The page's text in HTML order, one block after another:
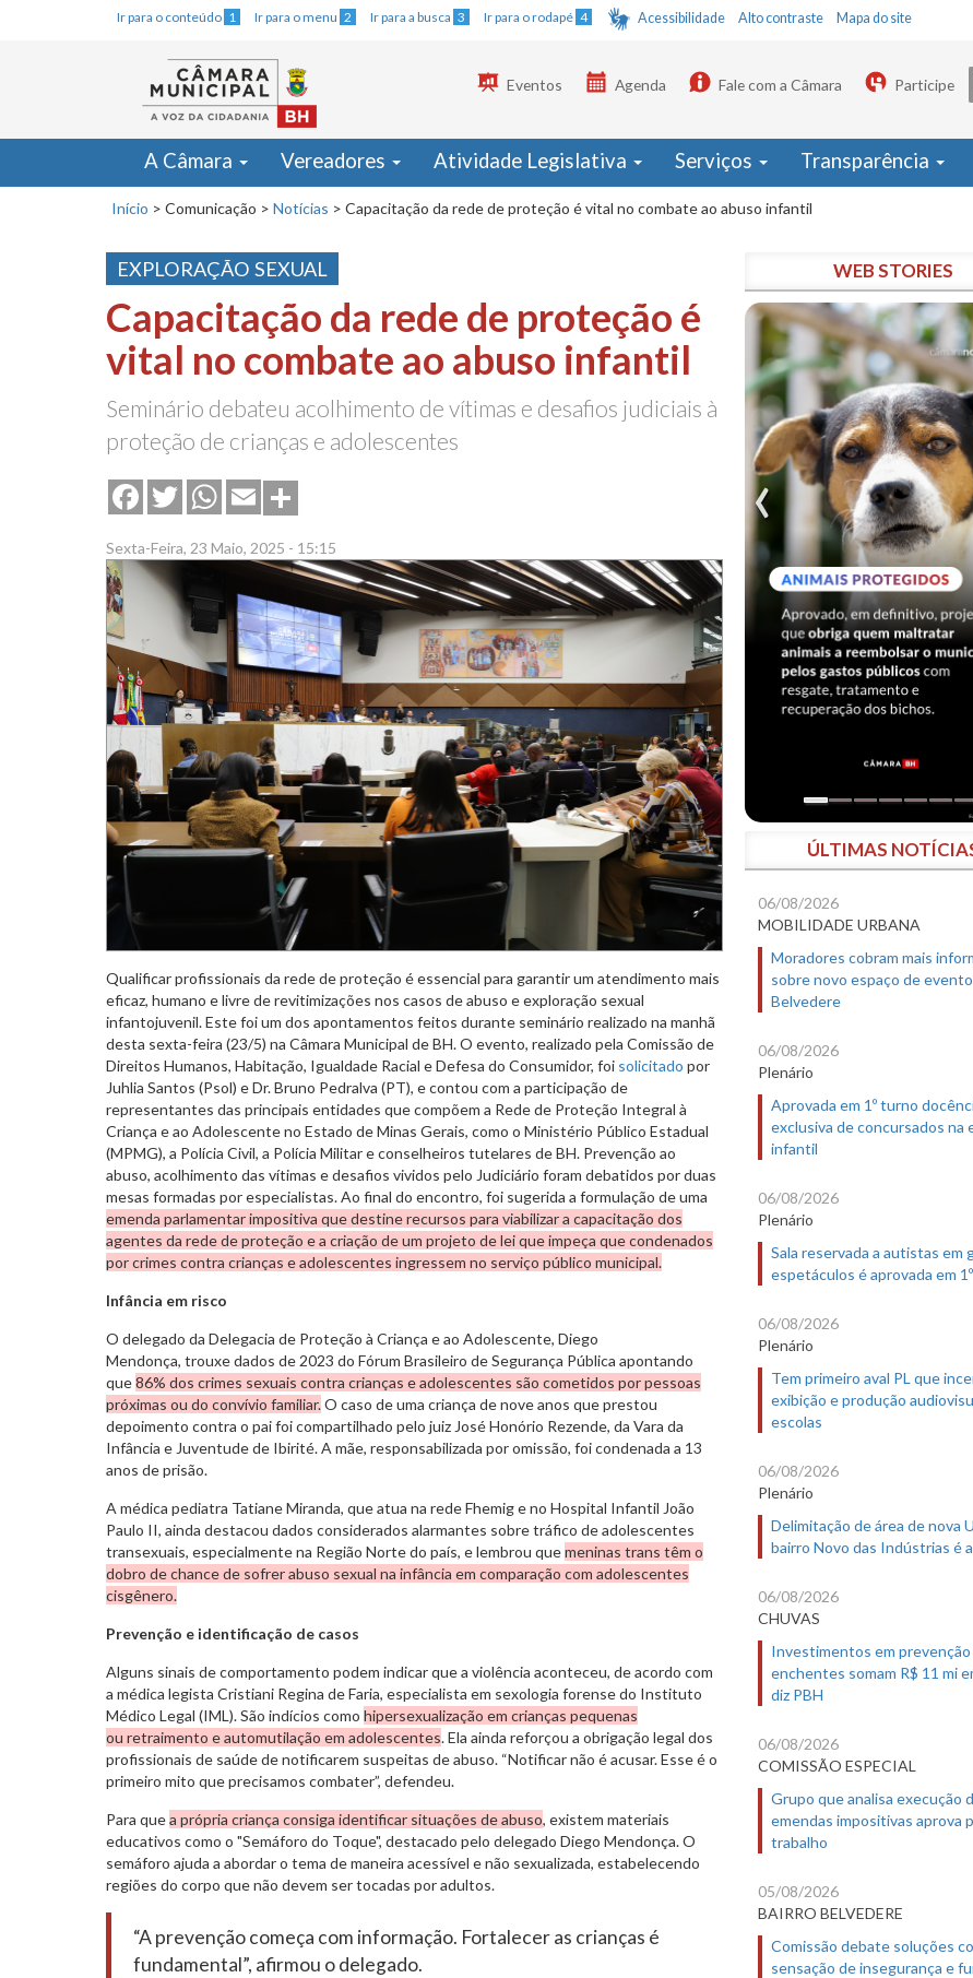
Ir para o conteúdo 1 Ir para o menu 2 Ir para a busca 3 Ir para o rodapé 4 Acessibilidade Alto contraste Mapa do site
Eventos Agenda Fale com a Câmara Participe
A Câmara Vereadores Atividade Legislativa Serviços Transparência
Início > Comunicação > Notícias > Capacitação da rede de proteção é vital no combate ao abuso infantil
EXPLORAÇÃO SEXUAL
Capacitação da rede de proteção é
vital no combate ao abuso infantil
Seminário debateu acolhimento de vítimas e desafios judiciais à
proteção de crianças e adolescentes
FacebookTwitterWhatsApp
Email
Sexta-Feira, 23 Maio, 2025 - 15:15
Qualificar profissionais da rede de proteção é essencial para garantir um atendimento mais
eficaz, humano e livre de revitimizações nos casos de abuso e exploração sexual
infantojuvenil. Este foi um dos apontamentos feitos durante seminário realizado na manhã
desta sexta-feira (23/5) na Câmara Municipal de BH. O evento, realizado pela Comissão de
Direitos Humanos, Habitação, Igualdade Racial e Defesa do Consumidor, foi solicitado por
Juhlia Santos (Psol) e Dr. Bruno Pedralva (PT), e contou com a participação de
representantes das principais entidades que compõem a Rede de Proteção Integral à
Criança e ao Adolescente no Estado de Minas Gerais, como o Ministério Público Estadual
(MPMG), a Polícia Civil, a Polícia Militar e conselheiros tutelares de BH. Prevenção ao
abuso, acolhimento das vítimas e desafios vividos pelo Judiciário foram debatidos por duas
mesas formadas por especialistas. Ao final do encontro, foi sugerida a formulação de uma
emenda parlamentar impositiva que destine recursos para viabilizar a capacitação dos
agentes da rede de proteção e a criação de um projeto de lei que impeça que condenados
por crimes contra crianças e adolescentes ingressem no serviço público municipal.
Infância em risco
O delegado da Delegacia de Proteção à Criança e ao Adolescente, Diego
Mendonça, trouxe dados de 2023 do Fórum Brasileiro de Segurança Pública apontando
que86% dos crimes sexuais contra crianças e adolescentes são cometidos por pessoas
próximas ou do convívio familiar.O caso de uma criança de nove anos que prestou
depoimento contra o pai foi compartilhado pelo juiz José Honório Rezende, da Vara da
Infância e Juventude de Ibirité. A mãe, responsabilizada por omissão, foi condenada a 13
anos de prisão.
A médica pediatra Tatiane Miranda, que atua na rede Fhemig e no Hospital Infantil João
Paulo II, ainda destacou dados considerados alarmantes sobre tráfico de adolescentes
transexuais, especialmente na Região Norte do país, e lembrou quemeninas trans têm o
dobro de chance de sofrer abuso sexual na infância em comparação com adolescentes
cisgênero.
Prevenção e identificação de casos
Alguns sinais de comportamento podem indicar que a violência aconteceu, de acordo com
a médica legista Cristiani Regina de Faria, especialista em sexologia forense do Instituto
Médico Legal (IML). São indícios como hipersexualização em crianças pequenas
ou retraimento e automutilação em adolescentes. Ela ainda reforçou a obrigação legal dos
profissionais de saúde de notificarem suspeitas de abuso. “Notificar não é acusar. Esse é o
primeiro mito que precisamos combater”, defendeu.
Para quea própria criança consiga identificar situações de abuso, existem materiais
educativos como o "Semáforo do Toque", destacado pelo delegado Diego Mendonça. O
semáforo ajuda a abordar o tema de maneira acessível e não sexualizada, estabelecendo
regiões do corpo que não devem ser tocadas por adultos.
“A prevenção começa com informação. Fortalecer as crianças é
fundamental”, afirmou o delegado.
WEB STORIES
ÚLTIMAS
06/08/2026
MOBILIDADE URBANA
Moradores cobram mais
sobre novo espaço de
Belvedere
06/08/2026
Plenário
Aprovada em 1º turno
exclusiva de concursados na
infantil
06/08/2026
Plenário
Sala reservada a autistas em
espetáculos é aprovada em
06/08/2026
Plenário
Tem primeiro aval PL que
exibição e produção
escolas
06/08/2026
Plenário
Delimitação de área de nova
bairro Novo das Indústrias é
06/08/2026
CHUVAS
Investimentos em
enchentes somam R$ 11 mi
diz PBH
06/08/2026
COMISSÃO ESPECIAL
Grupo que analisa execução
emendas impositivas aprova
trabalho
05/08/2026
BAIRRO BELVEDERE
Comissão debate soluções
sensação de insegurança e